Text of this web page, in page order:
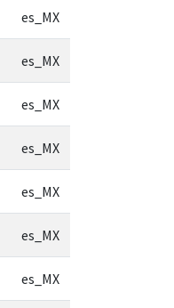
es_MX
es_MX
es_MX
es_MX
es_MX
es_MX
es_MX